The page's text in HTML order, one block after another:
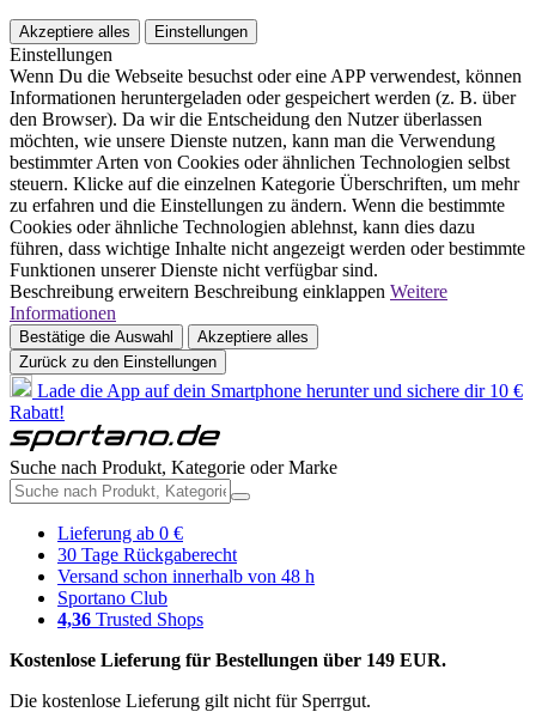
Akzeptiere alles Einstellungen
Einstellungen
Wenn Du die Webseite besuchst oder eine APP verwendest, können
Informationen heruntergeladen oder gespeichert werden (z. B. über
den Browser). Da wir die Entscheidung den Nutzer überlassen
möchten, wie unsere Dienste nutzen, kann man die Verwendung
bestimmter Arten von Cookies oder ähnlichen Technologien selbst
steuern. Klicke auf die einzelnen Kategorie Überschriften, um mehr
zu erfahren und die Einstellungen zu ändern. Wenn die bestimmte
Cookies oder ähnliche Technologien ablehnst, kann dies dazu
führen, dass wichtige Inhalte nicht angezeigt werden oder bestimmte
Funktionen unserer Dienste nicht verfügbar sind.
Beschreibung erweitern Beschreibung einklappen Weitere
Informationen
Bestätige die Auswahl
Akzeptiere alles
Zurück zu den Einstellungen
Lade die App auf dein Smartphone herunter und sichere dir 10 €
Rabatt!
Suche nach Produkt, Kategorie oder Marke
Lieferung ab 0 €
30 Tage Rückgaberecht
Versand schon innerhalb von 48 h
Sportano Club
4,36 Trusted Shops
Kostenlose Lieferung für Bestellungen über 149 EUR.
Die kostenlose Lieferung gilt nicht für Sperrgut.